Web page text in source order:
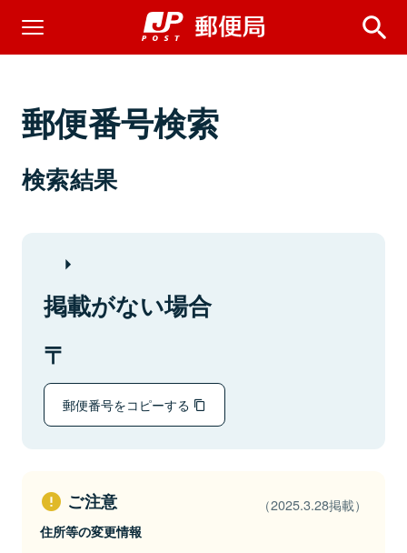
郵便番号検索
検索結果
掲載がない場合
郵便番号をコピーする
ご注意 （2025.3.28掲載）
住所等の変更情報